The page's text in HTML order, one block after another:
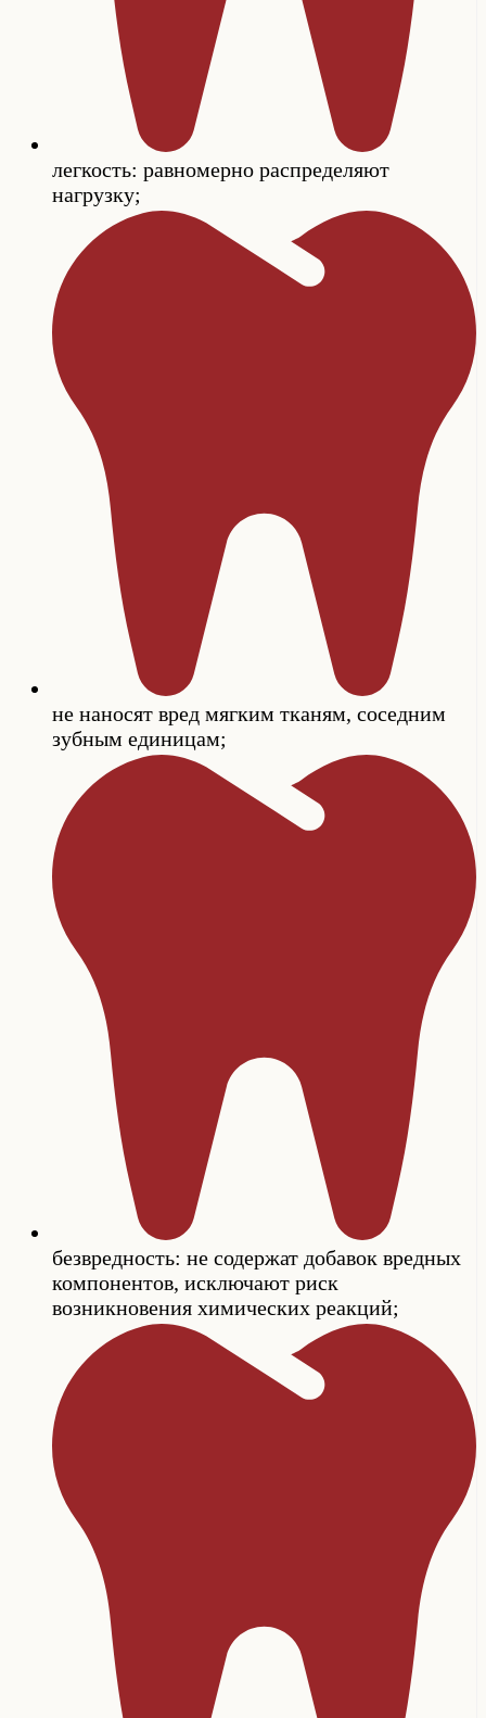
легкость: равномерно распределяют
нагрузку;
не наносят вред мягким тканям, соседним
зубным единицам;
безвредность: не содержат добавок вредных
компонентов, исключают риск
возникновения химических реакций;